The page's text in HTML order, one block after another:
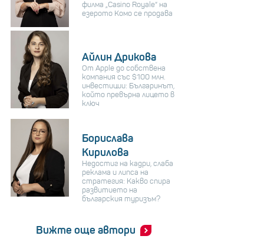
филма „Casino Royale“ на
езерото Комо се продава
Айлин Дрикова
От Apple до собствена
компания със $100 млн.
инвестиции: Българинът,
който превърна лицето в
ключ
Борислава
Кирилова
Недостиг на кадри, слаба
реклама и липса на
стратегия: Какво спира
развитието на
българския туризъм?
Вижте още автори